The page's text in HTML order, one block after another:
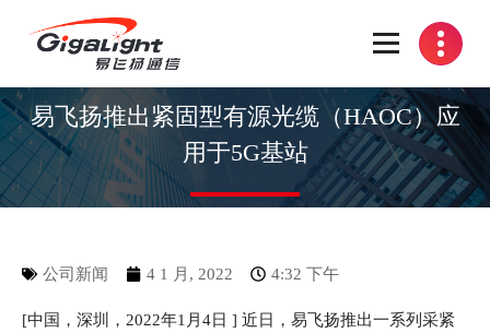
开放光网络器件的向导
易飞扬推出紧固型有源光缆（HAOC）应
用于5G基站
公司新闻 4 1 月, 2022 4:32 下午
[中国，深圳，2022年1月4日 ] 近日，易飞扬推出一系列采紧